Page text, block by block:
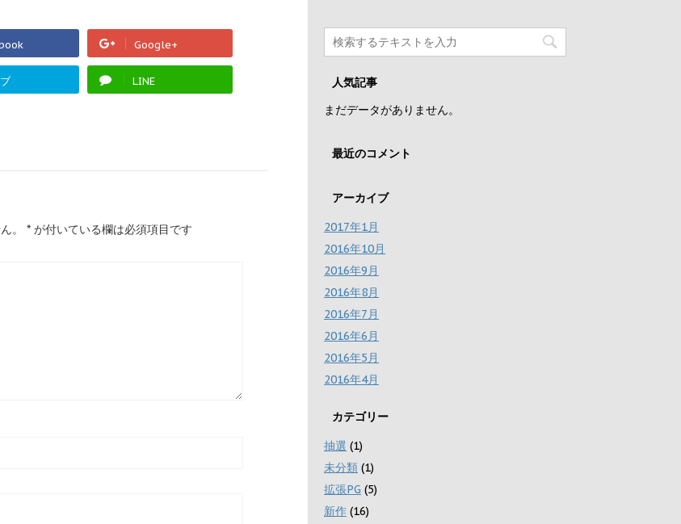
Google+
LINE
。 * が付いている欄は必須項目です
人気記事
まだデータがありません。
最近のコメント
アーカイブ
2017年1月
2016年10月
2016年9月
2016年8月
2016年7月
2016年6月
2016年5月
2016年4月
カテゴリー
抽選 (1)
未分類 (1)
拡張PG (5)
新作 (16)